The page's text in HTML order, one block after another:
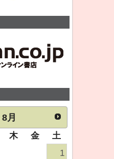
8月
木 金
土
1